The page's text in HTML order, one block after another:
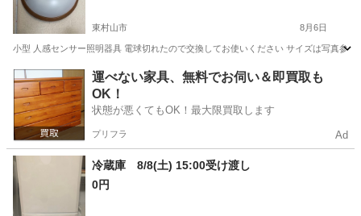
東村山市 8月6日
小型 人感センサー照明器具 電球切れたので交換してお使いください サイズは写真参
東京 東村山市 家電
運べない家具、無料でお伺い＆即買取も
OK！
状態が悪くてもOK！最大限買取します
プリフラ Ad
冷蔵庫 8/8(土) 15:00受け渡し
0円